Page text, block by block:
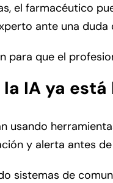
el farmacéutico
ante una duda
para que el
IA ya
usando
y alerta antes
sistemas de